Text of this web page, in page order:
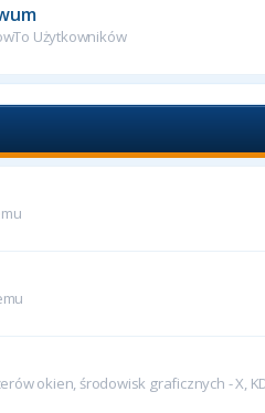
Użytkowników
okien, środowisk graficznych - X,